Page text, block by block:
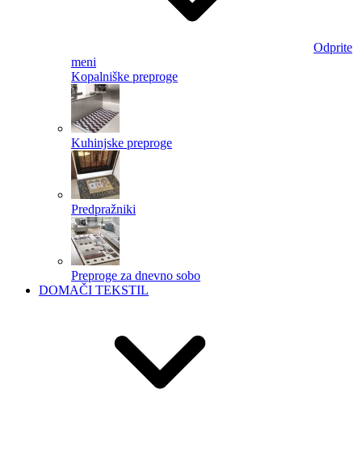
Odprite
meni
Kopalniške preproge
Kuhinjske preproge
Predpražniki
Preproge za dnevno sobo
DOMAČI TEKSTIL